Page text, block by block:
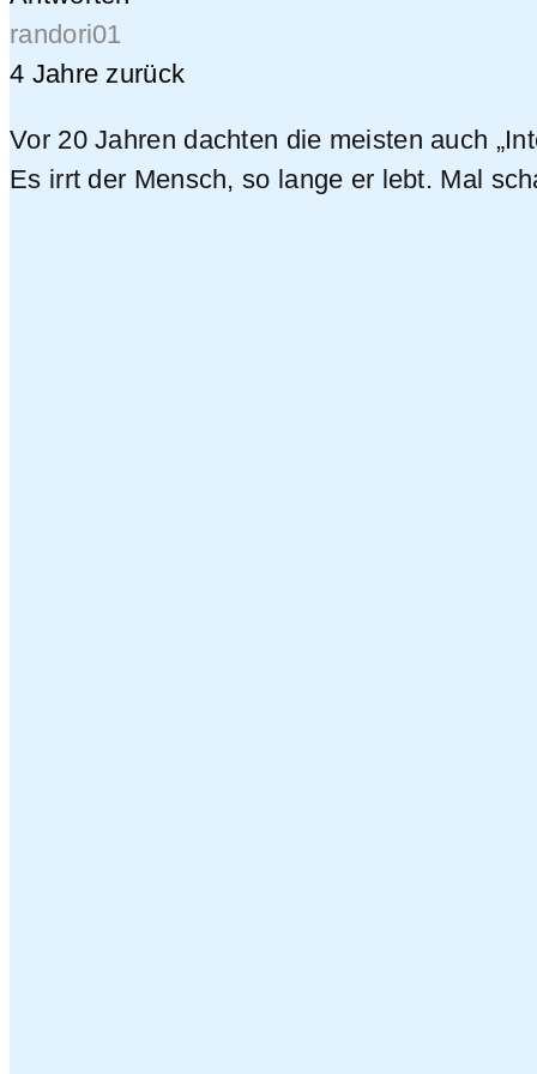
randori01
4 Jahre zurück
Vor 20 Jahren dachten die meisten auch
Es irrt der Mensch, so lange er lebt. Mal